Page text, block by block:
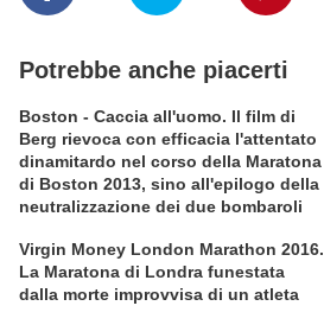
Potrebbe anche piacerti
Boston - Caccia all'uomo. Il film di
Berg rievoca con efficacia l'attentato
dinamitardo nel corso della Maratona
di Boston 2013, sino all'epilogo della
neutralizzazione dei due bombaroli
Virgin Money London Marathon 2016.
La Maratona di Londra funestata
dalla morte improvvisa di un atleta